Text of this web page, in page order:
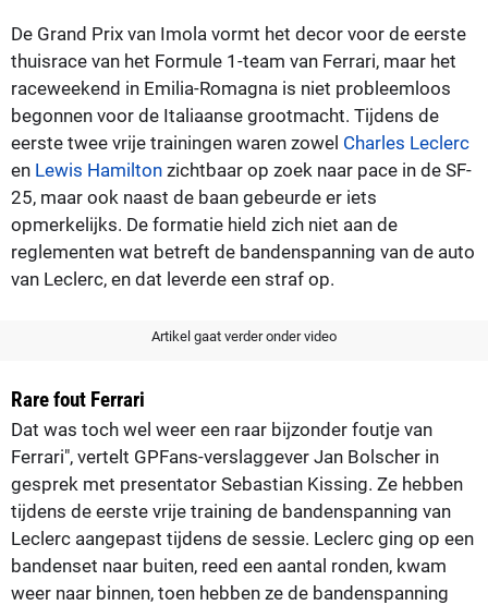
De Grand Prix van Imola vormt het decor voor de eerste
thuisrace van het Formule 1-team van Ferrari, maar het
raceweekend in Emilia-Romagna is niet probleemloos
begonnen voor de Italiaanse grootmacht. Tijdens de
eerste twee vrije trainingen waren zowel Charles Leclerc
en Lewis Hamilton zichtbaar op zoek naar pace in de SF-
25, maar ook naast de baan gebeurde er iets
opmerkelijks. De formatie hield zich niet aan de
reglementen wat betreft de bandenspanning van de auto
van Leclerc, en dat leverde een straf op.
Artikel gaat verder onder video
Rare fout Ferrari
Dat was toch wel weer een raar bijzonder foutje van
Ferrari", vertelt GPFans-verslaggever Jan Bolscher in
gesprek met presentator Sebastian Kissing. Ze hebben
tijdens de eerste vrije training de bandenspanning van
Leclerc aangepast tijdens de sessie. Leclerc ging op een
bandenset naar buiten, reed een aantal ronden, kwam
weer naar binnen, toen hebben ze de bandenspanning